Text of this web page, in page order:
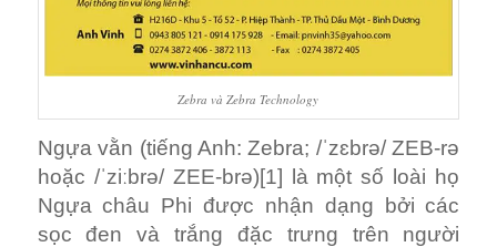
Zebra và Zebra Technology
Ngựa vằn (tiếng Anh: Zebra; /ˈzɛbrə/ ZEB-rə
hoặc /ˈziːbrə/ ZEE-brə)[1] là một số loài họ
Ngựa châu Phi được nhận dạng bởi các
sọc đen và trắng đặc trưng trên người